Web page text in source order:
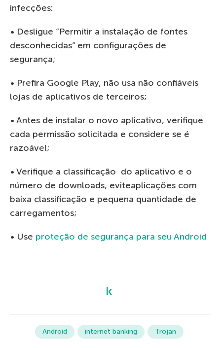
infecções:
• Desligue “Permitir a instalação de fontes
desconhecidas” em configurações de
segurança;
• Prefira Google Play, não usa não confiáveis ​​
lojas de aplicativos de terceiros;
• Antes de instalar o novo aplicativo, verifique
cada permissão solicitada e considere se é
razoável;
• Verifique a classificação do aplicativo e o
número de downloads, eviteaplicações com
baixa classificação e pequena quantidade de
carregamentos;
• Use proteção de segurança para seu Android
Android internet banking Trojan